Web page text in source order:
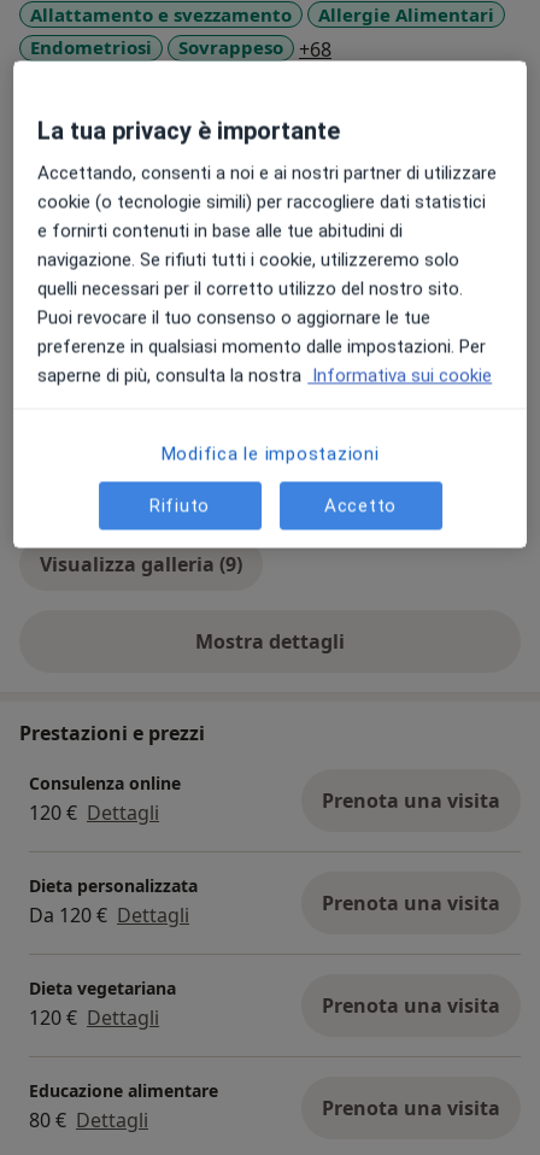
Allattamento e svezzamento
Allergie Alimentari
Endometriosi
Sovrappeso +68
Adulti (Solo in alcuni indirizzi)
Bambini (Solo in alcuni indirizzi)
Tipologia di visite
In studioVisualizza gli indirizzi (2)
Consulenza onlineVisualizza l'agenda online
Foto e video
Visualizza galleria (9)
Mostra dettagli
sull'esperienza
Prestazioni e prezzi
Consulenza online
120 € Dettagli Prenota una visita
Dieta personalizzata
Da 120 € Dettagli Prenota una visita
Dieta vegetariana
120 € Dettagli Prenota una visita
Educazione alimentare
80 € Dettagli Prenota una visita
La tua privacy è importante
Accettando, consenti a noi e ai nostri partner di utilizzare
cookie (o tecnologie simili) per raccogliere dati statistici
e fornirti contenuti in base alle tue abitudini di
navigazione. Se rifiuti tutti i cookie, utilizzeremo solo
quelli necessari per il corretto utilizzo del nostro sito.
Puoi revocare il tuo consenso o aggiornare le tue
preferenze in qualsiasi momento dalle impostazioni. Per
saperne di più, consulta la nostra Informativa sui cookie
Modifica le impostazioni
Rifiuto Accetto